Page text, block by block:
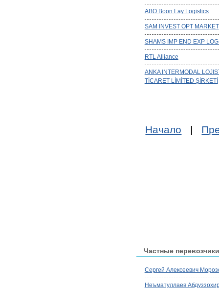
ABO Boon Lay Logistics
SAM INVEST OPT MARKET
SHAMS IMP END EXP
RTL Alliance
ANKA INTERMODAL
TİCARET LİMİTED ŞİRKETİ
Начало |
Частные перевозчики
Сергей Алексеевич
Неъматуллаев